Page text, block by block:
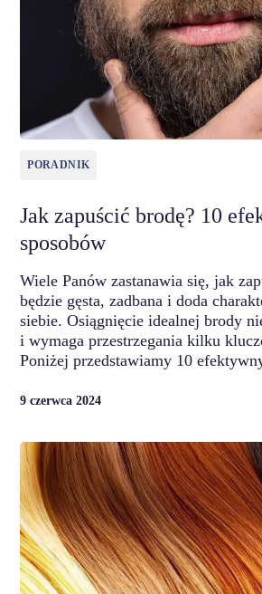
PORADNIK
Jak zapuścić brodę? 10
sposobów
Wiele Panów zastanawia się, jak
będzie gęsta, zadbana i doda
siebie. Osiągnięcie idealnej brody
i wymaga przestrzegania kilku
Poniżej przedstawiamy 10
9 czerwca 2024